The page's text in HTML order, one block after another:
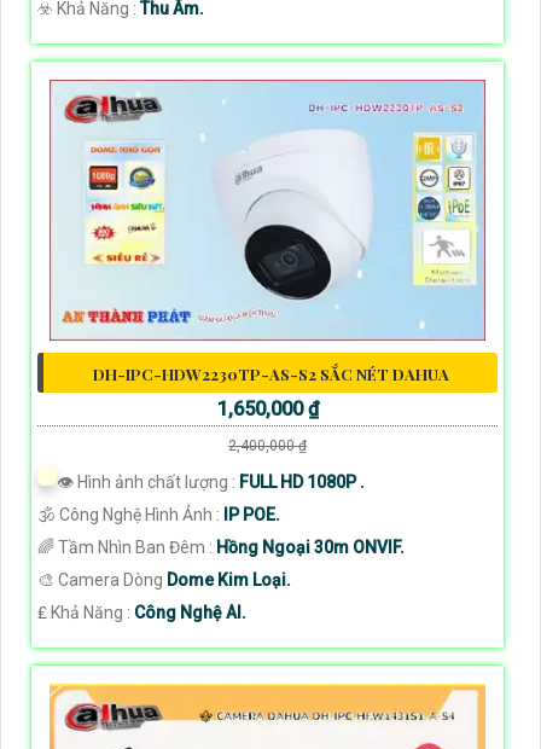
️☣️ Khả Năng :Thu Âm.
DH-IPC-HDW2230TP-AS-S2 SẮC NÉT DAHUA
1,650,000 ₫
2,400,000 ₫
👁 Hình ảnh chất lượng : FULL HD 1080P .
🕉️ Công Nghệ Hình Ảnh :
IP POE.
🌈 Tầm Nhìn Ban Đêm : Hồng Ngoại 30m ONVIF.
🎨 Camera Dòng Dome Kim Loại.
️₤ Khả Năng : Công Nghệ AI.